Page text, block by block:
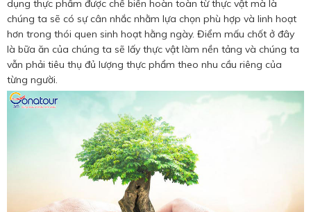
dụng thực phẩm được chế biến hoàn toàn từ thực vật mà là
chúng ta sẽ có sự cân nhắc nhằm lựa chọn phù hợp và linh hoạt
hơn trong thói quen sinh hoạt hằng ngày. Điểm mấu chốt ở đây
là bữa ăn của chúng ta sẽ lấy thực vật làm nền tảng và chúng ta
vẫn phải tiêu thụ đủ lượng thực phẩm theo nhu cầu riêng của
từng người.